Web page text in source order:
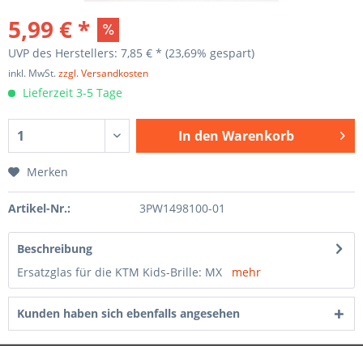
5,99 € *
UVP des Herstellers: 7,85 € * (23,69% gespart)
inkl. MwSt.zzgl. Versandkosten
Lieferzeit 3-5 Tage
In den Warenkorb
Merken
Artikel-Nr.: 3PW1498100-01
Beschreibung
Ersatzglas für die KTM Kids-Brille: MX mehr
Kunden haben sich ebenfalls angesehen